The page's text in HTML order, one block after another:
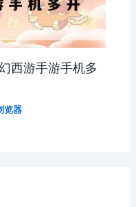
西游手游手机多
览器